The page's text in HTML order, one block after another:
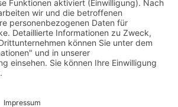
IMPRESSUM
KONTAKT
VERTRÄGE KÜNDIGEN
BARRIEREFREIHEITSERKLÄRUNG